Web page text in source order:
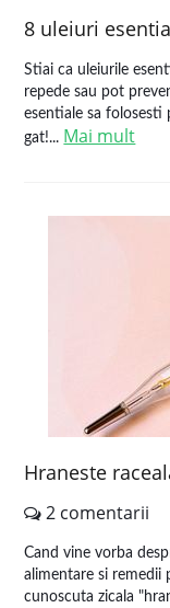
8 uleiuri
Stiai ca uleiurile
repede sau pot
esentiale sa folosesti
gat!... Mai mult
Hraneste
2 comentarii
Cand vine vorba
alimentare si remedii
cunoscuta zicala